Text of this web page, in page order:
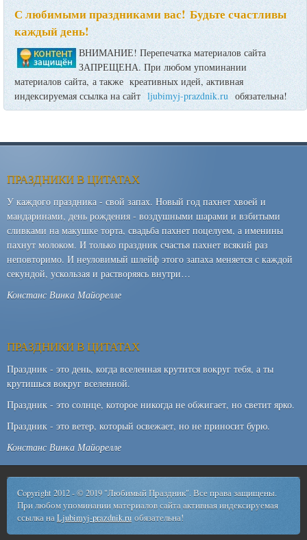
С любимыми праздниками вас! Будьте счастливы
каждый день!
ВНИМАНИЕ! Перепечатка материалов сайта
ЗАПРЕЩЕНА. При любом упоминании
материалов сайта, а также креативных идей, активная
индексируемая ссылка на сайт ljubimyj-prazdnik.ruобязательна!
ПРАЗДНИКИ В ЦИТАТАХ
У каждого праздника - свой запах. Новый год пахнет хвоей и
мандаринами, день рождения - воздушными шарами и взбитыми
сливками на макушке торта, свадьба пахнет поцелуем, а именины
пахнут молоком. И только праздник счастья пахнет всякий раз
неповторимо. И неуловимый шлейф этого запаха меняется с каждой
секундой, ускользая и растворяясь внутри…
Констанс Винка Майорелле
ПРАЗДНИКИ В ЦИТАТАХ
Праздник - это день, когда вселенная крутится вокруг тебя, а ты
крутишься вокруг вселенной.
Праздник - это солнце, которое никогда не обжигает, но светит ярко.
Праздник - это ветер, который освежает, но не приносит бурю.
Констанс Винка Майорелле
Copyright 2012 - © 2019 "Любимый Праздник". Все права защищены.
При любом упоминании материалов сайта активная индексируемая
ссылка наLjubimyj-prazdnik.ru обязательна!